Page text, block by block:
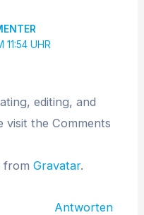
11:54 UHR
editing, and
visit the Comments
from Gravatar.
Antworten